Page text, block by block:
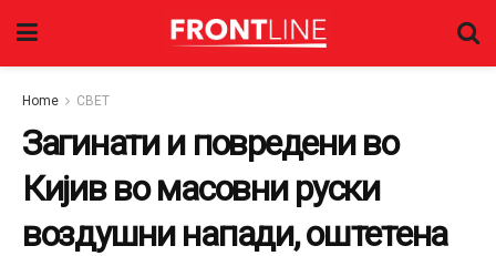
Home СВЕТ
Загинати и повредени во
Кијив во масовни руски
воздушни напади, оштетена